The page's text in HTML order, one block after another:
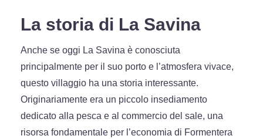
La storia di La Savina
Anche se oggi La Savina è conosciuta
principalmente per il suo porto e l’atmosfera vivace,
questo villaggio ha una storia interessante.
Originariamente era un piccolo insediamento
dedicato alla pesca e al commercio del sale, una
risorsa fondamentale per l’economia di Formentera